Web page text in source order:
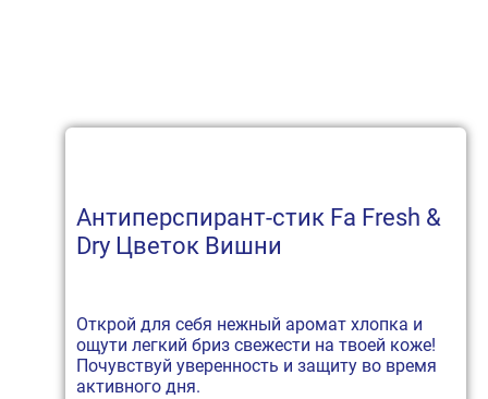
Антиперспирант-стик Fa Fresh &
Dry Цветок Вишни
Открой для себя нежный аромат хлопка и
ощути легкий бриз свежести на твоей коже!
Почувствуй уверенность и защиту во время
активного дня.